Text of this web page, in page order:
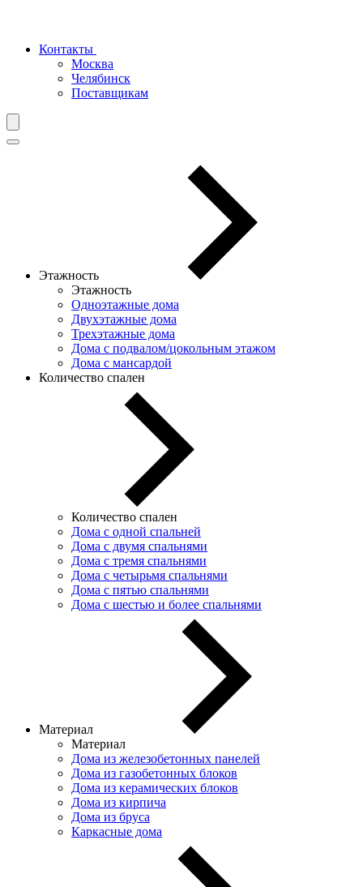
Контакты
Москва
Челябинск
Поставщикам
Этажность
Этажность
Одноэтажные дома
Двухэтажные дома
Трехэтажные дома
Дома с подвалом/цокольным этажом
Дома с мансардой
Количество спален
Количество спален
Дома с одной спальней
Дома с двумя спальнями
Дома с тремя спальнями
Дома с четырьмя спальнями
Дома с пятью спальнями
Дома с шестью и более спальнями
Материал
Материал
Дома из железобетонных панелей
Дома из газобетонных блоков
Дома из керамических блоков
Дома из кирпича
Дома из бруса
Каркасные дома